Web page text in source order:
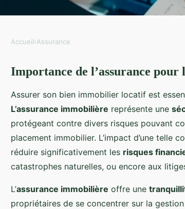
l"assurance
investissements
en toute
Accueil›Assurance
Importance de l’assurance
Assurer son bien immobilier locatif est
L’assurance immobilière représente une
protégeant contre divers risques pouvant
placement immobilier. L’impact d’une telle
réduire significativement les risques
catastrophes naturelles, ou encore aux
L’assurance immobilière offre une
propriétaires de se concentrer sur la